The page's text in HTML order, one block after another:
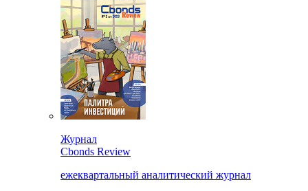
Журнал
Cbonds Review
ежеквартальный аналитический журнал